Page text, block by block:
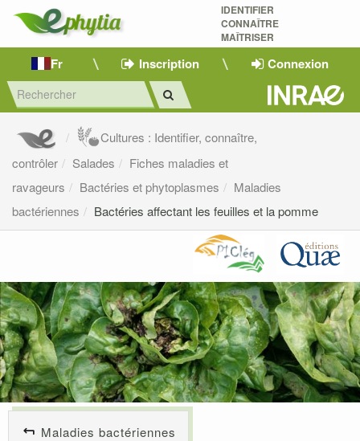
IDENTIFIER
CONNAÎTRE
MAÎTRISER
Fr Inscription Connexion
Cultures : Identifier, connaître,
contrôler
Salades
Fiches maladies et
ravageurs
Bactéries et phytoplasmes
Maladies
bactériennes
Bactéries affectant les feuilles et la pomme
Maladies bactériennes